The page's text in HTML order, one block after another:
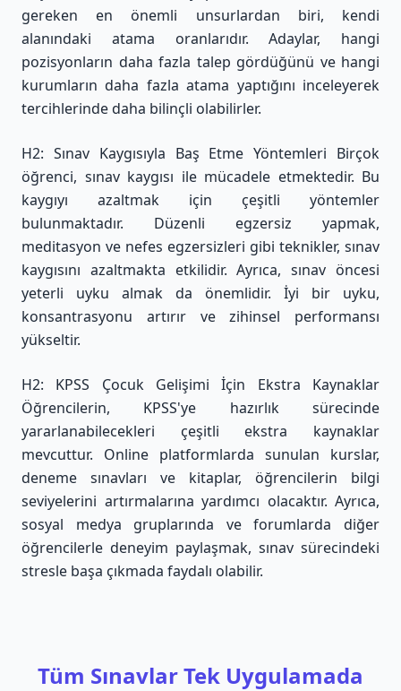
gereken en önemli unsurlardan biri, kendi
alanındaki atama oranlarıdır. Adaylar, hangi
pozisyonların daha fazla talep gördüğünü ve hangi
kurumların daha fazla atama yaptığını inceleyerek
tercihlerinde daha bilinçli olabilirler.
H2: Sınav Kaygısıyla Baş Etme Yöntemleri Birçok
öğrenci, sınav kaygısı ile mücadele etmektedir. Bu
kaygıyı azaltmak için çeşitli yöntemler
bulunmaktadır. Düzenli egzersiz yapmak,
meditasyon ve nefes egzersizleri gibi teknikler, sınav
kaygısını azaltmakta etkilidir. Ayrıca, sınav öncesi
yeterli uyku almak da önemlidir. İyi bir uyku,
konsantrasyonu artırır ve zihinsel performansı
yükseltir.
H2: KPSS Çocuk Gelişimi İçin Ekstra Kaynaklar
Öğrencilerin, KPSS'ye hazırlık sürecinde
yararlanabilecekleri çeşitli ekstra kaynaklar
mevcuttur. Online platformlarda sunulan kurslar,
deneme sınavları ve kitaplar, öğrencilerin bilgi
seviyelerini artırmalarına yardımcı olacaktır. Ayrıca,
sosyal medya gruplarında ve forumlarda diğer
öğrencilerle deneyim paylaşmak, sınav sürecindeki
stresle başa çıkmada faydalı olabilir.
Tüm Sınavlar Tek Uygulamada